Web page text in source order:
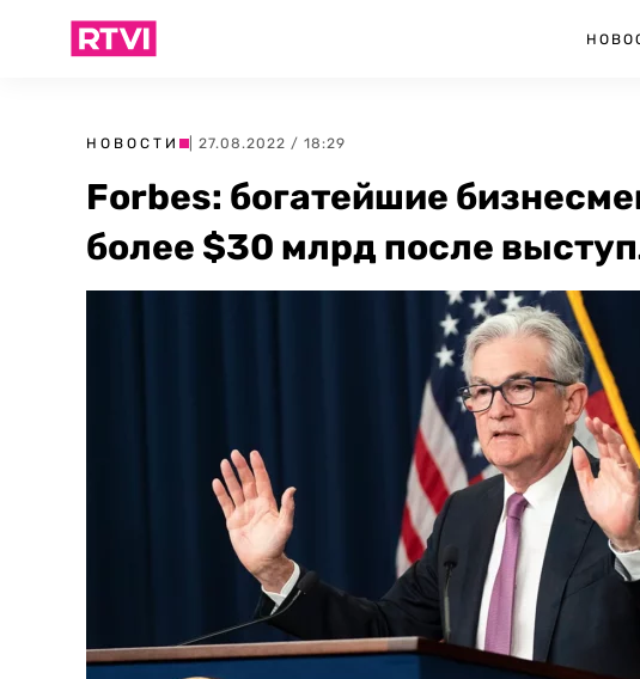
НОВОСТИ | 27.08.2022 / 18:29
Forbes: богатейшие
более $30 млрд после